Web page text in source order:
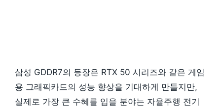
삼성 GDDR7의 등장은 RTX 50 시리즈와 같은 게임
용 그래픽카드의 성능 향상을 기대하게 만들지만,
실제로 가장 큰 수혜를 입을 분야는 자율주행 전기